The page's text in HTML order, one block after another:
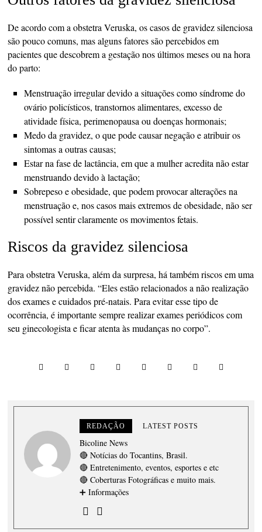
De acordo com a obstetra Veruska, os casos de gravidez silenciosa
são pouco comuns, mas alguns fatores são percebidos em
pacientes que descobrem a gestação nos últimos meses ou na hora
do parto:
Menstruação irregular devido a situações como síndrome do
ovário policísticos, transtornos alimentares, excesso de
atividade física, perimenopausa ou doenças hormonais;
Medo da gravidez, o que pode causar negação e atribuir os
sintomas a outras causas;
Estar na fase de lactância, em que a mulher acredita não estar
menstruando devido à lactação;
Sobrepeso e obesidade, que podem provocar alterações na
menstruação e, nos casos mais extremos de obesidade, não ser
possível sentir claramente os movimentos fetais.
Riscos da gravidez silenciosa
Para obstetra Veruska, além da surpresa, há também riscos em uma
gravidez não percebida. “Eles estão relacionados a não realização
dos exames e cuidados pré-natais. Para evitar esse tipo de
ocorrência, é importante sempre realizar exames periódicos com
seu ginecologista e ficar atenta às mudanças no corpo”.
REDAÇÃO LATEST POSTS
Bicoline News
🔴 Notícias do Tocantins, Brasil.
🔴 Entretenimento, eventos, esportes e etc
🔴 Coberturas Fotográficas e muito mais.
➕ Informações